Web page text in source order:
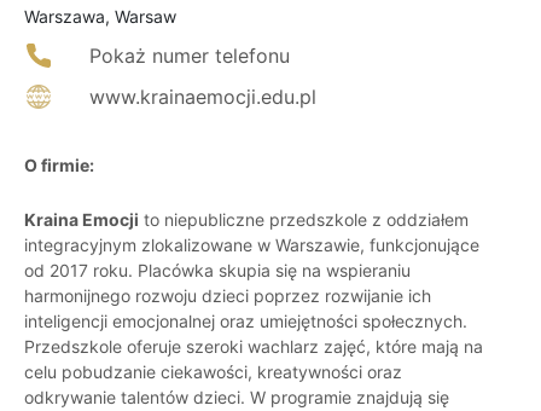
Warszawa, Warsaw
Pokaż numer telefonu
www.krainaemocji.edu.pl
O firmie:
Kraina Emocji to niepubliczne przedszkole z oddziałem
integracyjnym zlokalizowane w Warszawie, funkcjonujące
od 2017 roku. Placówka skupia się na wspieraniu
harmonijnego rozwoju dzieci poprzez rozwijanie ich
inteligencji emocjonalnej oraz umiejętności społecznych.
Przedszkole oferuje szeroki wachlarz zajęć, które mają na
celu pobudzanie ciekawości, kreatywności oraz
odkrywanie talentów dzieci. W programie znajdują się